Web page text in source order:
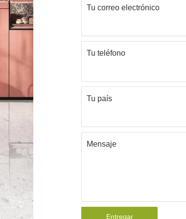
Tu correo electrónico
Tu teléfono
Tu país
Mensaje
Entregar